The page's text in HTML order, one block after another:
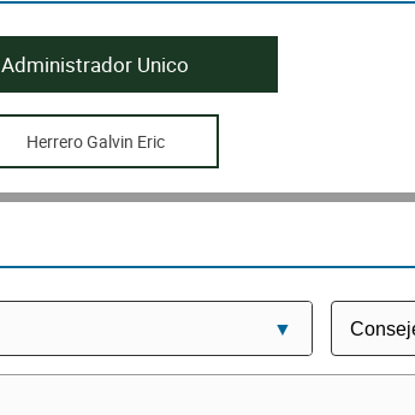
Administrador Unico
Herrero Galvin Eric